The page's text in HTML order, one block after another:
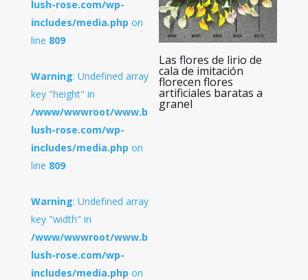
lush-rose.com/wp-
includes/media.php on
line 809
Warning: Undefined array
key "height" in
/www/wwwroot/www.b
lush-rose.com/wp-
includes/media.php on
line 809
Warning: Undefined array
key "width" in
/www/wwwroot/www.b
lush-rose.com/wp-
includes/media.php on
Las flores de lirio de
cala de imitación
florecen flores
artificiales baratas a
granel